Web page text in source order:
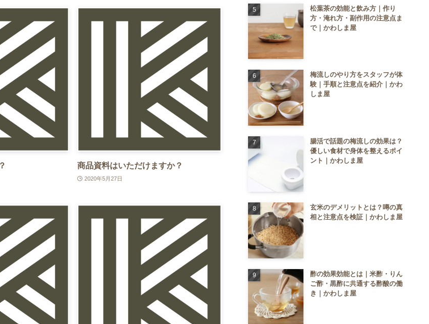
商品資料はいただけますか？
2020年5月27日
松葉茶の効能と飲み方｜作り
方・淹れ方・副作用の注意点ま
で｜かわしま屋
梅流しのやり方をスタッフが体
験｜手順と注意点を紹介｜かわ
しま屋
腸活で話題の梅流しの効果は？
優しい食材で身体を整えるポイ
ント｜かわしま屋
玄米のデメリットとは？噂の真
相と注意点を検証｜かわしま屋
酢の効果効能とは｜米酢・りん
ご酢・黒酢に共通する酢酸の働
き｜かわしま屋